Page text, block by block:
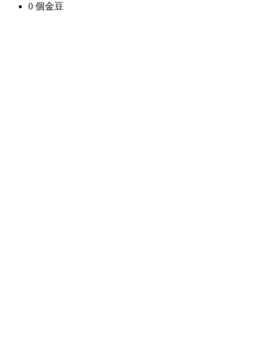
0 個金豆